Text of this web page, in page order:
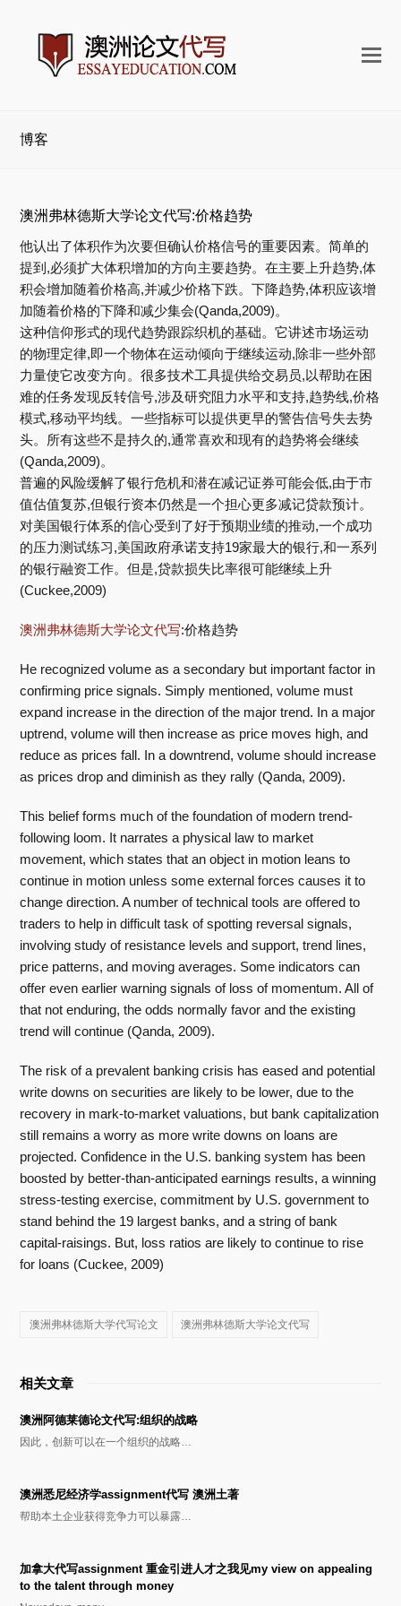
打
博客
澳洲弗林德斯大学论文代写:价格趋势
他认出了体积作为次要但确认价格信号的重要因素。简单的
提到,必须扩大体积增加的方向主要趋势。在主要上升趋势,体
积会增加随着价格高,并减少价格下跌。下降趋势,体积应该增
加随着价格的下降和减少集会(Qanda,2009)。
这种信仰形式的现代趋势跟踪织机的基础。它讲述市场运动
的物理定律,即一个物体在运动倾向于继续运动,除非一些外部
力量使它改变方向。很多技术工具提供给交易员,以帮助在困
难的任务发现反转信号,涉及研究阻力水平和支持,趋势线,价格
模式,移动平均线。一些指标可以提供更早的警告信号失去势
头。所有这些不是持久的,通常喜欢和现有的趋势将会继续
(Qanda,2009)。
普遍的风险缓解了银行危机和潜在减记证券可能会低,由于市
值估值复苏,但银行资本仍然是一个担心更多减记贷款预计。
对美国银行体系的信心受到了好于预期业绩的推动,一个成功
的压力测试练习,美国政府承诺支持19家最大的银行,和一系列
的银行融资工作。但是,贷款损失比率很可能继续上升
(Cuckee,2009)
澳洲弗林德斯大学论文代写:价格趋势
He recognized volume as a secondary but important factor in
confirming price signals. Simply mentioned, volume must
expand increase in the direction of the major trend. In a major
uptrend, volume will then increase as price moves high, and
reduce as prices fall. In a downtrend, volume should increase
as prices drop and diminish as they rally (Qanda, 2009).
This belief forms much of the foundation of modern trend-
following loom. It narrates a physical law to market
movement, which states that an object in motion leans to
continue in motion unless some external forces causes it to
change direction. A number of technical tools are offered to
traders to help in difficult task of spotting reversal signals,
involving study of resistance levels and support, trend lines,
price patterns, and moving averages. Some indicators can
offer even earlier warning signals of loss of momentum. All of
that not enduring, the odds normally favor and the existing
trend will continue (Qanda, 2009).
The risk of a prevalent banking crisis has eased and potential
write downs on securities are likely to be lower, due to the
recovery in mark-to-market valuations, but bank capitalization
still remains a worry as more write downs on loans are
projected. Confidence in the U.S. banking system has been
boosted by better-than-anticipated earnings results, a winning
stress-testing exercise, commitment by U.S. government to
stand behind the 19 largest banks, and a string of bank
capital-raisings. But, loss ratios are likely to continue to rise
for loans (Cuckee, 2009)
澳洲弗林德斯大学代写论文 澳洲弗林德斯大学论文代写
相关文章
澳洲阿德莱德论文代写:组织的战略
因此，创新可以在一个组织的战略…
澳洲悉尼经济学assignment代写 澳洲土著
帮助本土企业获得竞争力可以暴露…
加拿大代写assignment 重金引进人才之我见my view on appealing
to the talent through money